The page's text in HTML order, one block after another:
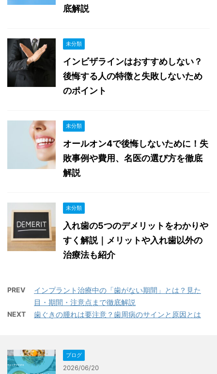
底解説
未分類
インビザラインはおすすめしない？
後悔する人の特徴と失敗しないため
のポイント
未分類
オールオン4で後悔しないために！失
敗事例や費用、名医の選び方を徹底
解説
未分類
入れ歯の5つのデメリットをわかりや
すく解説｜メリットや入れ歯以外の
治療法も紹介
PREV
インプラント治療中の「歯がない期間」とは？見た
目・期間・注意点まで徹底解説
NEXT 歯ぐきの腫れは要注意？歯周病のサインと原因とは
ブログ
2026/06/20